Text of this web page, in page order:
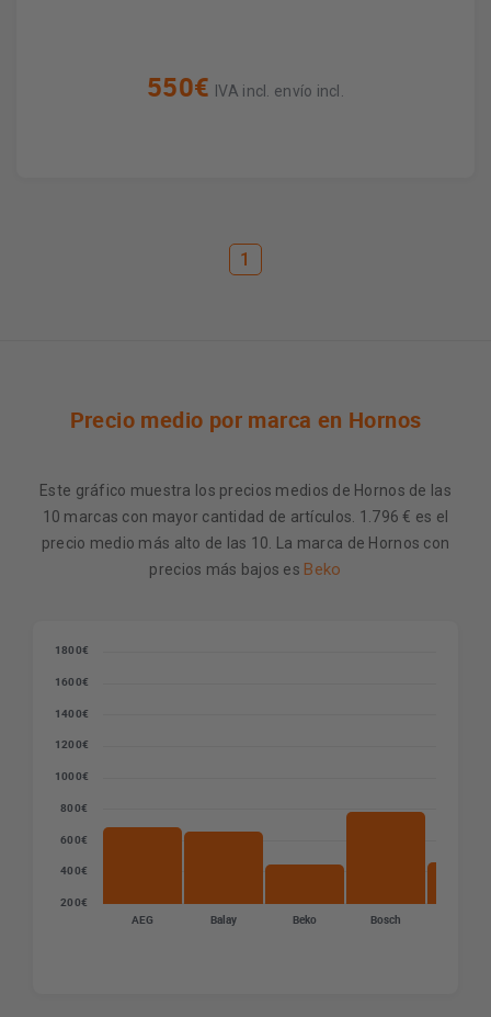
550€ IVA incl. envío incl.
1
Precio medio por marca en Hornos
Este gráfico muestra los precios medios de Hornos de las
10 marcas con mayor cantidad de artículos. 1.796 € es el
precio medio más alto de las 10. La marca de Hornos con
precios más bajos es Beko
AEG Balay Beko Bosch
200€
400€
600€
800€
1000€
1200€
1400€
1600€
1800€